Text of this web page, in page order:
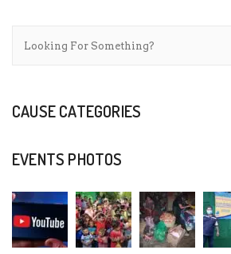
CAUSE CATEGORIES
EVENTS PHOTOS